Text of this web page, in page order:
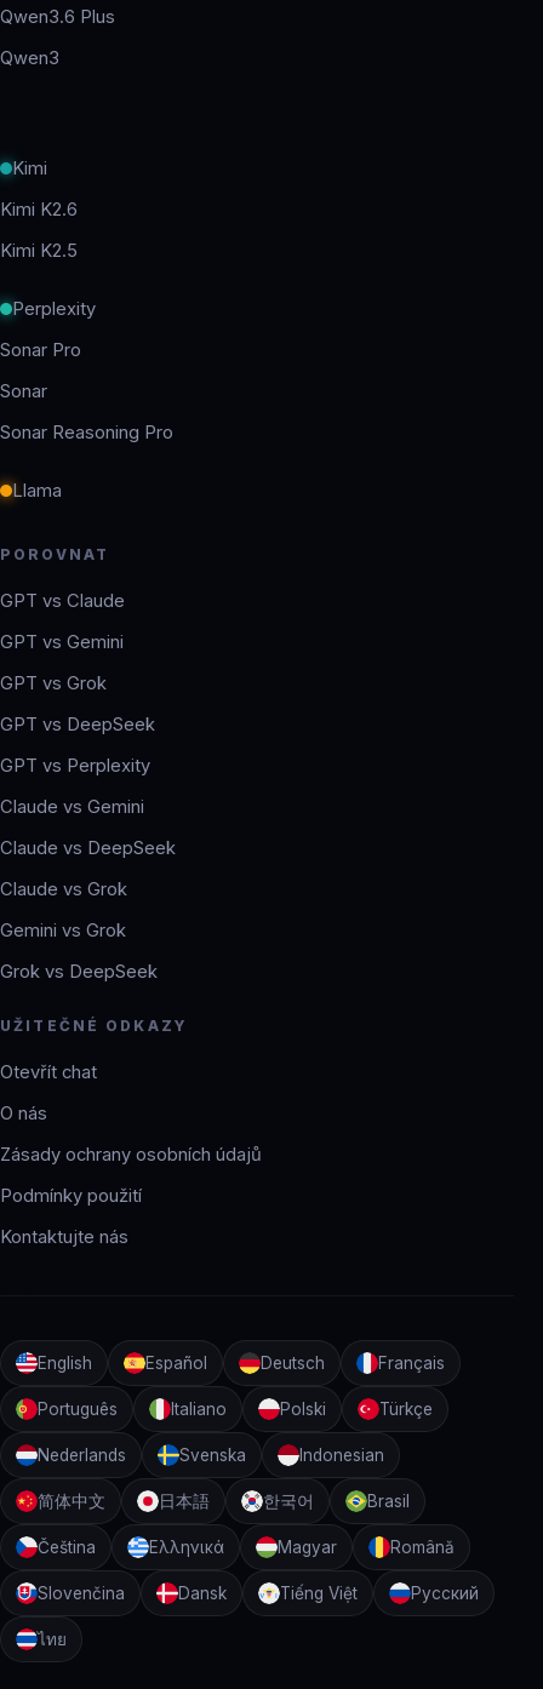
Qwen3.6 Plus
Qwen3
Kimi
Kimi K2.6
Kimi K2.5
Perplexity
Sonar Pro
Sonar
Sonar Reasoning Pro
Llama
POROVNAT
GPT vs Claude
GPT vs Gemini
GPT vs Grok
GPT vs DeepSeek
GPT vs Perplexity
Claude vs Gemini
Claude vs DeepSeek
Claude vs Grok
Gemini vs Grok
Grok vs DeepSeek
UŽITEČNÉ ODKAZY
Otevřít chat
O nás
Zásady ochrany osobních údajů
Podmínky použití
Kontaktujte nás
English Español Deutsch Français
Português Italiano Polski Türkçe
Nederlands Svenska Indonesian
简体中文 日本語 한국어 Brasil
Čeština Ελληνικά Magyar Română
Slovenčina Dansk Tiếng Việt Русский
ไทย